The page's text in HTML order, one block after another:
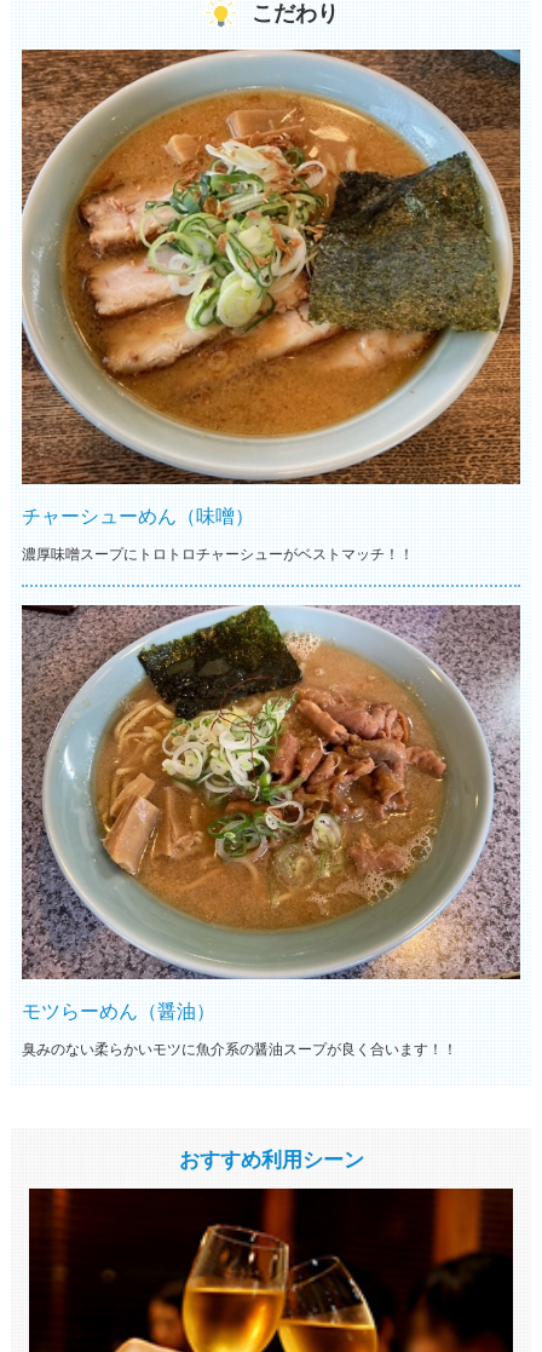
こだわり
チャーシューめん（味噌）
濃厚味噌スープにトロトロチャーシューがベストマッチ！！
モツらーめん（醤油）
臭みのない柔らかいモツに魚介系の醤油スープが良く合います！！
おすすめ利用シーン